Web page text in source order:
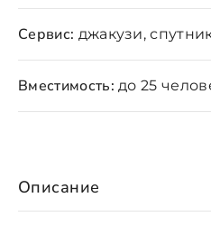
Описание
Сервис: джакузи,
Вместимость: до 25